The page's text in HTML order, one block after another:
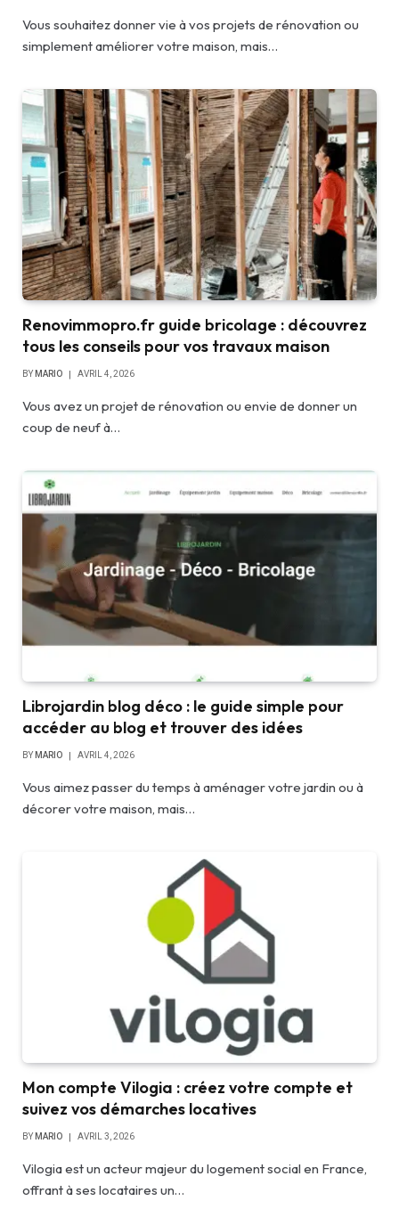
Vous souhaitez donner vie à vos projets de rénovation ou
simplement améliorer votre maison, mais…
Renovimmopro.fr guide bricolage : découvrez
tous les conseils pour vos travaux maison
BY MARIO AVRIL 4, 2026
Vous avez un projet de rénovation ou envie de donner un
coup de neuf à…
Librojardin blog déco : le guide simple pour
accéder au blog et trouver des idées
BY MARIO AVRIL 4, 2026
Vous aimez passer du temps à aménager votre jardin ou à
décorer votre maison, mais…
Mon compte Vilogia : créez votre compte et
suivez vos démarches locatives
BY MARIO AVRIL 3, 2026
Vilogia est un acteur majeur du logement social en France,
offrant à ses locataires un…